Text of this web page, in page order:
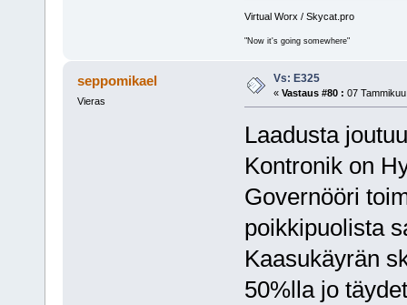
Virtual Worx / Skycat.pro
"Now it's going somewhere"
seppomikael
Vieras
Vs: E325
« Vastaus #80 : 07
Laadusta
Kontronik on
Governööri
poikkipuolista
Kaasukäyrän
50%lla jo